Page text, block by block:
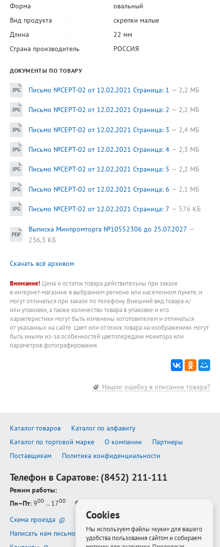
Форма
овальный
Вид продукта
скрепки малые
Длина
22 мм
Страна производитель
РОССИЯ
ДОКУМЕНТЫ ПО ТОВАРУ
Письмо №СЕРТ-02 от 12.02.2021 Страница: 1 2,2 МБ
Письмо №СЕРТ-02 от 12.02.2021 Страница: 2 2,2 МБ
Письмо №СЕРТ-02 от 12.02.2021 Страница: 3 2,4 МБ
Письмо №СЕРТ-02 от 12.02.2021 Страница: 4 2,3 МБ
Письмо №СЕРТ-02 от 12.02.2021 Страница: 5 2,2 МБ
Письмо №СЕРТ-02 от 12.02.2021 Страница: 6 2,1 МБ
Письмо №СЕРТ-02 от 12.02.2021 Страница: 7 576 КБ
Выписка Минпромторга №10552306 до 25.07.2027
236,3 КБ
Скачать всё архивом
Внимание! Цена и остаток товара действительны при заказе
в интернет-магазине в выбранном регионе или населенном пункте, и
могут отличаться при заказе по телефону. Внешний вид товара и/
или упаковки, а также количество товара в упаковке и его
характеристики могут быть изменены изготовителем и отличаться
от указанных на сайте. Цвет или оттенок товара на изображениях могут
быть иными из-за особенностей цветопередачи монитора или
параметров фотографирования.
Нашли ошибку в описании товара?
Каталог товаров
Каталог по алфавиту
Каталог по торговой марке
О компании
Партнеры
Поставщикам
Политика конфиденциальности
Телефон в Саратове: (8452) 211-111
Режим работы:
Пн–Пт: 900 .. 1700 Сб–Вс
Схема проезда
Написать нам письмо
Cookies
Мы используем файлы «куки» для вашего
удобства пользования сайтом и собираем